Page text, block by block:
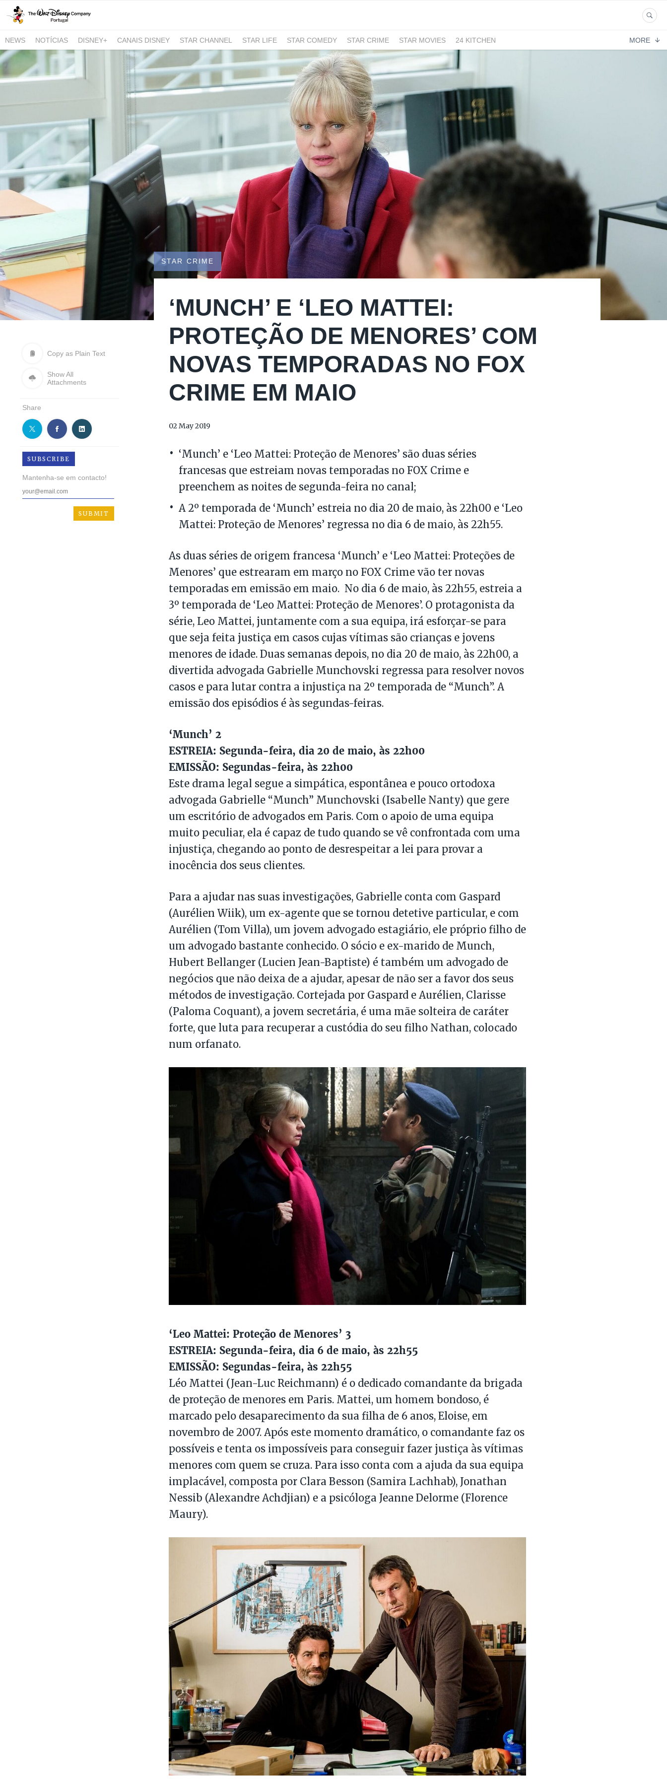
NEWS NOTÍCIAS DISNEY+ CANAIS DISNEY STAR CHANNEL STAR LIFE STAR COMEDY STAR CRIME STAR MOVIES
24 KITCHEN
NATIONAL GEOGRAPHIC AND NATIONAL GEOGRAPHIC WILD
MORE
Copy as Plain Text
Show All
Attachments
Share
SUBSCRIBE
Mantenha-se em contacto!
STAR CRIME
‘MUNCH’ E ‘LEO MATTEI:
PROTEÇÃO DE MENORES’ COM
NOVAS TEMPORADAS NO FOX
CRIME EM MAIO
02 May 2019
‘Munch’ e ‘Leo Mattei: Proteção de Menores’ são duas séries
francesas que estreiam novas temporadas no FOX Crime e
preenchem as noites de segunda-feira no canal;
A 2º temporada de ‘Munch’ estreia no dia 20 de maio, às 22h00 e ‘Leo
Mattei: Proteção de Menores’ regressa no dia 6 de maio, às 22h55.
As duas séries de origem francesa ‘Munch’ e ‘Leo Mattei: Proteções de
Menores’ que estrearam em março no FOX Crime vão ter novas
temporadas em emissão em maio. No dia 6 de maio, às 22h55, estreia a
3º temporada de ‘Leo Mattei: Proteção de Menores’. O protagonista da
série, Leo Mattei, juntamente com a sua equipa, irá esforçar-se para
que seja feita justiça em casos cujas vítimas são crianças e jovens
menores de idade. Duas semanas depois, no dia 20 de maio, às 22h00, a
divertida advogada Gabrielle Munchovski regressa para resolver novos
casos e para lutar contra a injustiça na 2º temporada de “Munch”. A
emissão dos episódios é às segundas-feiras.
‘Munch’ 2
ESTREIA: Segunda-feira, dia 20 de maio, às 22h00
EMISSÃO: Segundas-feira, às 22h00
Este drama legal segue a simpática, espontânea e pouco ortodoxa
advogada Gabrielle “Munch” Munchovski (Isabelle Nanty) que gere
um escritório de advogados em Paris. Com o apoio de uma equipa
muito peculiar, ela é capaz de tudo quando se vê confrontada com uma
injustiça, chegando ao ponto de desrespeitar a lei para provar a
inocência dos seus clientes.
Para a ajudar nas suas investigações, Gabrielle conta com Gaspard
(Aurélien Wiik), um ex-agente que se tornou detetive particular, e com
Aurélien (Tom Villa), um jovem advogado estagiário, ele próprio filho de
um advogado bastante conhecido. O sócio e ex-marido de Munch,
Hubert Bellanger (Lucien Jean-Baptiste) é também um advogado de
negócios que não deixa de a ajudar, apesar de não ser a favor dos seus
métodos de investigação. Cortejada por Gaspard e Aurélien, Clarisse
(Paloma Coquant), a jovem secretária, é uma mãe solteira de caráter
forte, que luta para recuperar a custódia do seu filho Nathan, colocado
num orfanato.
‘Leo Mattei: Proteção de Menores’ 3
ESTREIA: Segunda-feira, dia 6 de maio, às 22h55
EMISSÃO: Segundas-feira, às 22h55
Léo Mattei (Jean-Luc Reichmann) é o dedicado comandante da brigada
de proteção de menores em Paris. Mattei, um homem bondoso, é
marcado pelo desaparecimento da sua filha de 6 anos, Eloise, em
novembro de 2007. Após este momento dramático, o comandante faz os
possíveis e tenta os impossíveis para conseguir fazer justiça às vítimas
menores com quem se cruza. Para isso conta com a ajuda da sua equipa
implacável, composta por Clara Besson (Samira Lachhab), Jonathan
Nessib (Alexandre Achdjian) e a psicóloga Jeanne Delorme (Florence
Maury).